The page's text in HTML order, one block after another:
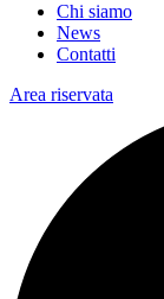
Chi siamo
News
Contatti
Area riservata